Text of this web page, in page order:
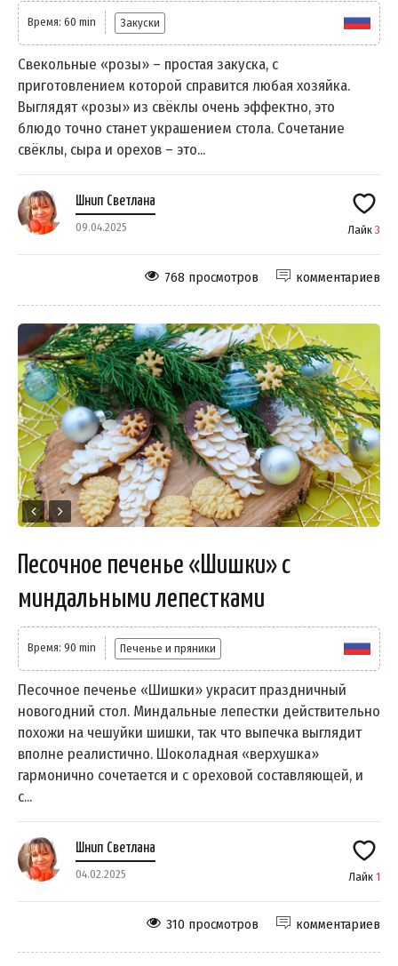
Время: 60 min Закуски
Свекольные «розы» – простая закуска, с
приготовлением которой справится любая хозяйка.
Выглядят «розы» из свёклы очень эффектно, это
блюдо точно станет украшением стола. Сочетание
свёклы, сыра и орехов – это...
Шнип Светлана
09.04.2025 Лайк 3
комментариев
768 просмотров
Песочное печенье «Шишки» с
миндальными лепестками
Время: 90 min Печенье и пряники
Песочное печенье «Шишки» украсит праздничный
новогодний стол. Миндальные лепестки действительно
похожи на чешуйки шишки, так что выпечка выглядит
вполне реалистично. Шоколадная «верхушка»
гармонично сочетается и с ореховой составляющей, и
с...
Шнип Светлана
04.02.2025 Лайк 1
комментариев
310 просмотров